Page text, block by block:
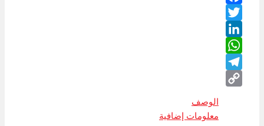
Facebook
Twitter
LinkedIn
WhatsApp
Telegram
الوصف
معلومات إضافية